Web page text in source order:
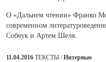
О «Дальнем чтении» Франко
современном
Собчук и Артем Шеля.
11.04.2016 ТЕКСТЫ /Интервью